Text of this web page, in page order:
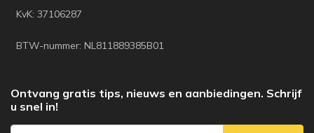
KvK: 37106287
BTW-nummer: NL811889385B01
Ontvang gratis tips, nieuws en aanbiedingen. Schrijf
u snel in!